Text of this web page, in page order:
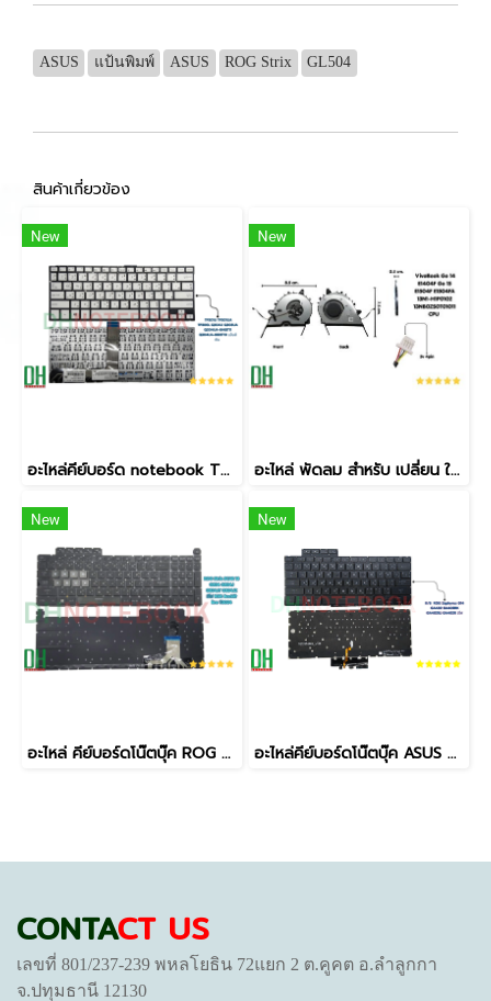
ASUS แป้นพิมพ์ ASUS ROG Strix GL504
สินค้าเกี่ยวข้อง
New
อะไหล่คีย์บอร์ด notebook TP301U แป้นสีเงิน (Silver) ตรงรุ่น เกรดคุณภาพ
New
อะไหล่ พัดลม สำหรับ เปลี่ยน ใช้ทดแทน VivoBook Go 14 E1404F Go 15 E1504F E1504FA 13N1-H1P0102 13NB0ZS0T01011 CPU 5V 4PIN
New
อะไหล่ คีย์บอร์ดโน๊ตบุ๊ค ROG Strix SCAR 18 (ปี 2024) ตรงรุ่น G834 / G834J / G834JY / G834JZ มีไฟ Per-Key RGB Backlit
New
อะไหล่คีย์บอร์ดโน๊ตบุ๊ค ASUS ROG Zephyrus G14 (GA402 Series) มีไฟ RGB/Backlight ตรงรุ่น
CONTACT US
เลขที่ 801/237-239 พหลโยธิน 72แยก 2 ต.คูคต อ.ลำลูกกา
จ.ปทุมธานี 12130